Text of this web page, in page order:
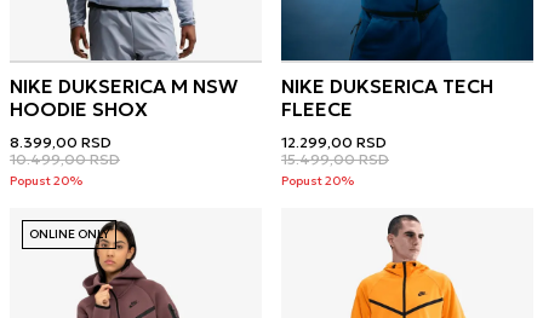
NIKE DUKSERICA M NSW
HOODIE SHOX
8.399,00 RSD
10.499,00 RSD
Popust 20%
NIKE DUKSERICA TECH
FLEECE
12.299,00 RSD
15.499,00 RSD
Popust 20%
ONLINE ONLY